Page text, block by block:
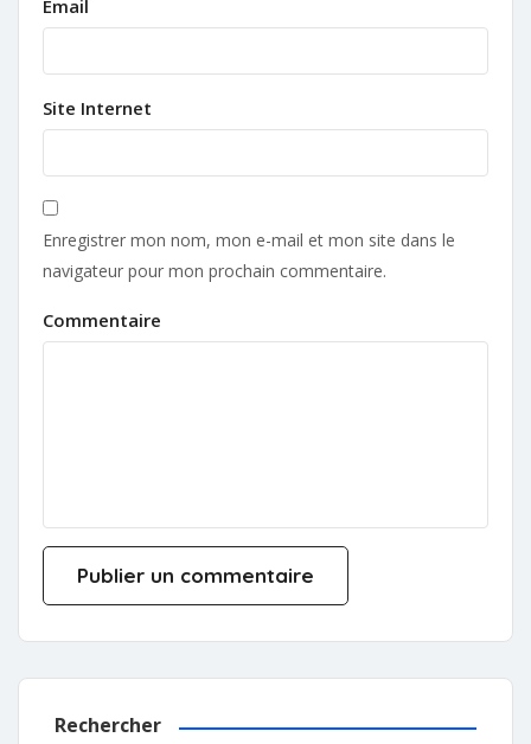
Email
Site Internet
Enregistrer mon nom, mon e-mail et mon site dans le
navigateur pour mon prochain commentaire.
Commentaire
Rechercher